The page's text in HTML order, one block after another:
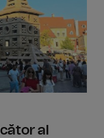
al